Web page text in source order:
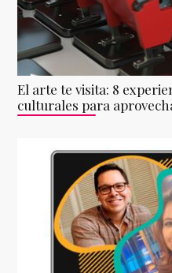
El arte te visita: 8
culturales para